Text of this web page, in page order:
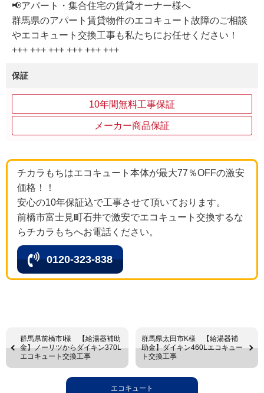
📢アパート・集合住宅の賃貸オーナー様へ
群馬県のアパート賃貸物件のエコキュート故障のご相談
やエコキュート交換工事も私たちにお任せください！
+++ +++ +++ +++ +++ +++
保証
10年間無料工事保証
メーカー商品保証
チカラもちはエコキュート本体が最大77％OFFの激安
価格！！
安心の10年保証込で工事させて頂いております。
前橋市富士見町石井で激安でエコキュート交換するな
らチカラもちへお電話ください。
0120-323-838
群馬県前橋市I様 【給湯器補助
金】ノーリツからダイキン370L
エコキュート交換工事
群馬県太田市K様 【給湯器補
助金】ダイキン460Lエコキュー
ト交換工事
エコキュート